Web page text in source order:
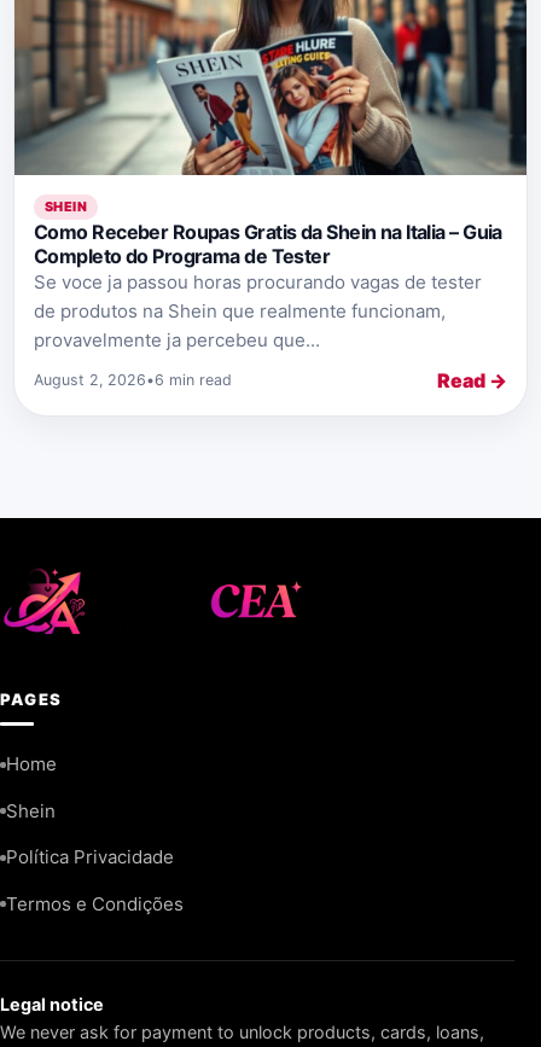
SHEIN
Como Receber Roupas Gratis da Shein na Italia – Guia
Completo do Programa de Tester
Se voce ja passou horas procurando vagas de tester
de produtos na Shein que realmente funcionam,
provavelmente ja percebeu que...
August 2, 2026•6 min read Read →
PAGES
Home
Shein
Política Privacidade
Termos e Condições
Legal notice
We never ask for payment to unlock products, cards, loans,